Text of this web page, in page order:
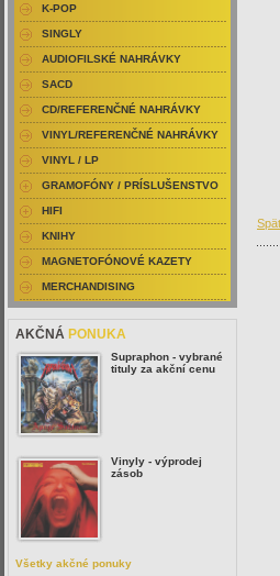
K-POP
SINGLY
AUDIOFILSKÉ NAHRÁVKY
SACD
CD/REFERENČNÉ NAHRÁVKY
VINYL/REFERENČNÉ NAHRÁVKY
VINYL / LP
GRAMOFÓNY / PRÍSLUŠENSTVO
HIFI
KNIHY
MAGNETOFÓNOVÉ KAZETY
MERCHANDISING
AKČNÁ PONUKA
Supraphon - vybrané
tituly za akční cenu
Vinyly - výprodej
zásob
Všetky akčné ponuky